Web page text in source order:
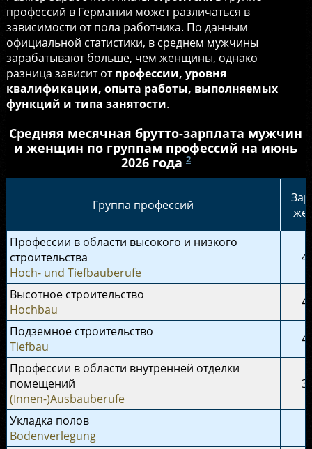
профессий в Германии может различаться в
зависимости от пола работника. По данным
официальной статистики, в среднем мужчины
зарабатывают больше, чем женщины, однако
разница зависит отпрофессии, уровня
квалификации, опыта работы, выполняемых
функций и типа занятости.
Средняя месячная брутто-зарплата мужчин
и женщин по группам профессий на июнь
2026 года 2
Группа профессий
Профессии в области высокого и низкого
строительства
Hoch- und Tiefbauberufe
Высотное строительство
Hochbau
Подземное строительство
Tiefbau
Профессии в области внутренней отделки
помещений
(Innen-)Ausbauberufe
Укладка полов
Bodenverlegung